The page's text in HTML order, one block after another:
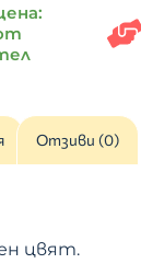
Отзиви (0)
цвят.